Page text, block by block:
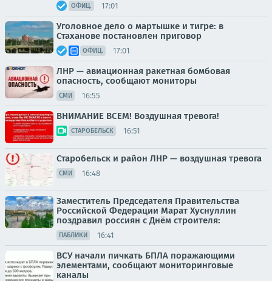
ОФИЦ. 17:01
Уголовное дело о мартышке и тигре: в
Стаханове постановлен приговор
ОФИЦ. 17:01
ЛНР — авиационная ракетная бомбовая
опасность, сообщают мониторы
СМИ 16:55
ВНИМАНИЕ ВСЕМ! Воздушная тревога!
СТАРОБЕЛЬСК 16:51
Старобельск и район ЛНР — воздушная тревога
СМИ 16:48
Заместитель Председателя Правительства
Российской Федерации Марат Хуснуллин
поздравил россиян с Днём строителя:
ПАБЛИКИ 16:41
ВСУ начали пичкать БПЛА поражающими
элементами, сообщают мониторинговые
каналы